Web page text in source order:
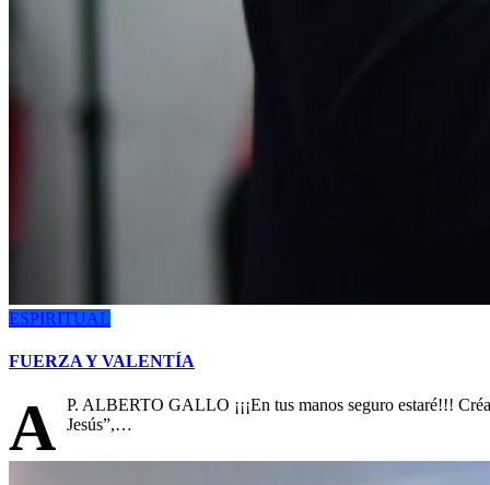
ESPIRITUAL
FUERZA Y VALENTÍA
A P. ALBERTO GALLO ¡¡¡En tus manos seguro estaré!!!
Jesús”,…